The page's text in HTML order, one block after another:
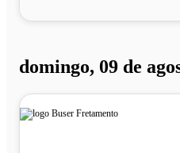
domingo, 09 de